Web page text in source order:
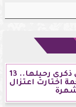
سناء مظهر في ذكرى رحيلها.. 13
اختارت اعتزال